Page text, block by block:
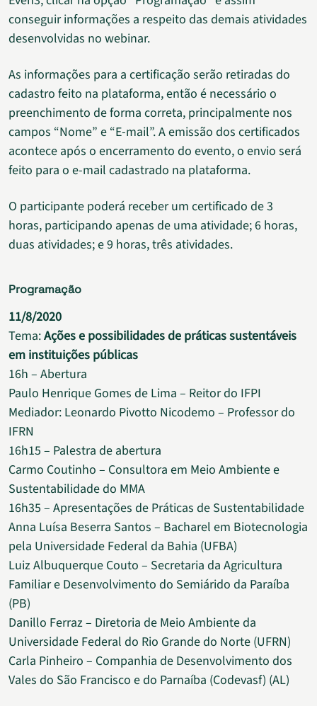
conseguir informações a respeito das demais atividades
desenvolvidas no webinar.
As informações para a certificação serão retiradas do
cadastro feito na plataforma, então é necessário o
preenchimento de forma correta, principalmente nos
campos “Nome” e “E-mail”. A emissão dos certificados
acontece após o encerramento do evento, o envio será
feito para o e-mail cadastrado na plataforma.
O participante poderá receber um certificado de 3
horas, participando apenas de uma atividade; 6 horas,
duas atividades; e 9 horas, três atividades.
Programação
11/8/2020
Tema:Ações e possibilidades de práticas sustentáveis
em instituições públicas
16h – Abertura
Paulo Henrique Gomes de Lima – Reitor do IFPI
Mediador: Leonardo Pivotto Nicodemo – Professor do
IFRN
16h15 – Palestra de abertura
Carmo Coutinho – Consultora em Meio Ambiente e
Sustentabilidade do MMA
16h35 – Apresentações de Práticas de Sustentabilidade
Anna Luísa Beserra Santos – Bacharel em Biotecnologia
pela Universidade Federal da Bahia (UFBA)
Luiz Albuquerque Couto – Secretaria da Agricultura
Familiar e Desenvolvimento do Semiárido da Paraíba
(PB)
Danillo Ferraz – Diretoria de Meio Ambiente da
Universidade Federal do Rio Grande do Norte (UFRN)
Carla Pinheiro – Companhia de Desenvolvimento dos
Vales do São Francisco e do Parnaíba (Codevasf) (AL)